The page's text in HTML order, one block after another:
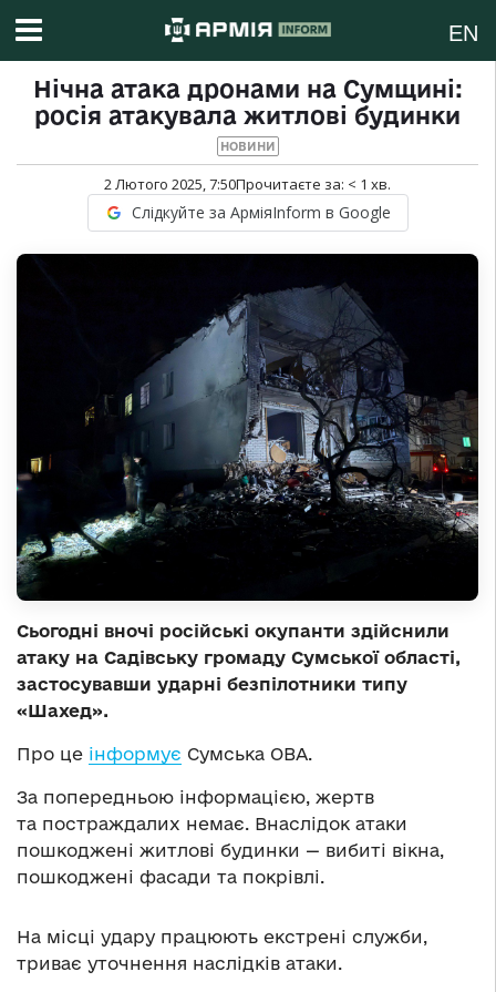
EN
Нічна атака дронами на Сумщині:
росія атакувала житлові будинки
НОВИНИ
2 Лютого 2025, 7:50Прочитаєте за: < 1 хв.
Слідкуйте за АрміяInform в Google
Сьогодні вночі російські окупанти здійснили
атаку на Садівську громаду Сумської області,
застосувавши ударні безпілотники типу
«Шахед».
Про це інформує Сумська ОВА.
За попередньою інформацією, жертв
та постраждалих немає. Внаслідок атаки
пошкоджені житлові будинки — вибиті вікна,
пошкоджені фасади та покрівлі.
На місці удару працюють екстрені служби,
триває уточнення наслідків атаки.